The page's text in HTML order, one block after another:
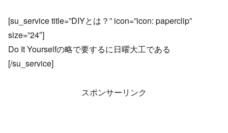
[su_service title=”DIYとは？” icon=”icon: paperclip”
size=”24″]
Do It Yourselfの略で要するに日曜大工である
[/su_service]
スポンサーリンク